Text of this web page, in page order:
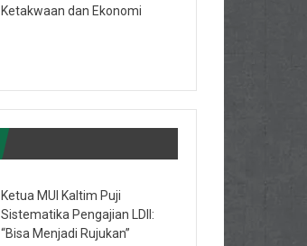
Ketakwaan dan Ekonomi
Ketua MUI Kaltim Puji
Sistematika Pengajian LDII:
“Bisa Menjadi Rujukan”